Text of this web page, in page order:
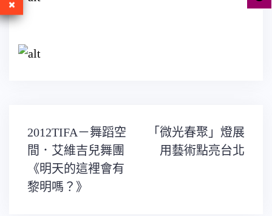
文
章
導
覽
2012TIFA－舞蹈空
間．艾維吉兒舞團
《明天的這裡會有
黎明嗎？》
「微光春聚」燈展
用藝術點亮台北